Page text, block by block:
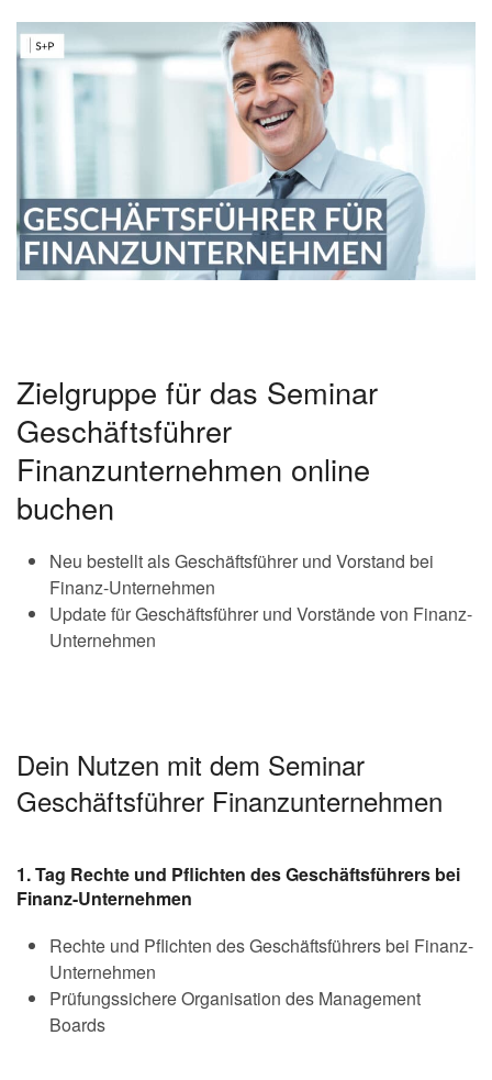
Zielgruppe für das Seminar
Geschäftsführer
Finanzunternehmen online
buchen
Neu bestellt als Geschäftsführer und Vorstand bei
Finanz-Unternehmen
Update für Geschäftsführer und Vorstände von Finanz-
Unternehmen
Dein Nutzen mit dem Seminar
Geschäftsführer Finanzunternehmen
1. Tag Rechte und Pflichten des Geschäftsführers bei
Finanz-Unternehmen
Rechte und Pflichten des Geschäftsführers bei Finanz-
Unternehmen
Prüfungssichere Organisation des Management
Boards